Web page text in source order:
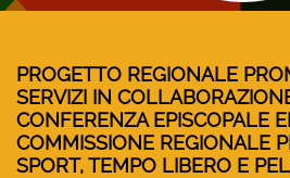
PROGETTO REGIONALE
SERVIZI IN
CONFERENZA EPISCOPALE
COMMISSIONE REGIONALE
SPORT, TEMPO LIBERO E